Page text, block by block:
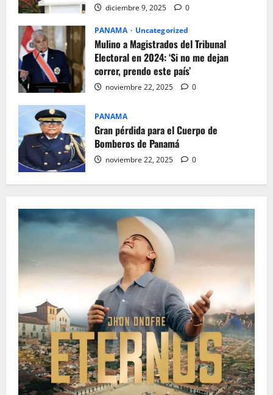
diciembre 9, 2025 0
PANAMA Uncategorized
Mulino a Magistrados del Tribunal
Electoral en 2024: ‘Si no me dejan
correr, prendo este país’
noviembre 22, 2025 0
PANAMA
Gran pérdida para el Cuerpo de
Bomberos de Panamá
noviembre 22, 2025 0